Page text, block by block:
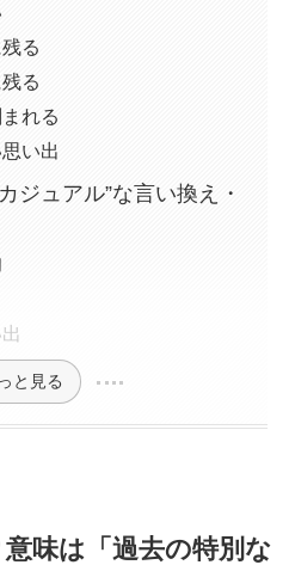
る
る
れる
い出
ジュアル”な言い換え・
と見る
味は「過去の特別な